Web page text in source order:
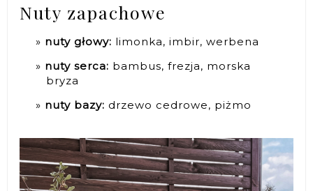
Nuty zapachowe
nuty głowy: limonka, imbir, werbena
nuty serca: bambus, frezja, morska
bryza
nuty bazy: drzewo cedrowe, piżmo